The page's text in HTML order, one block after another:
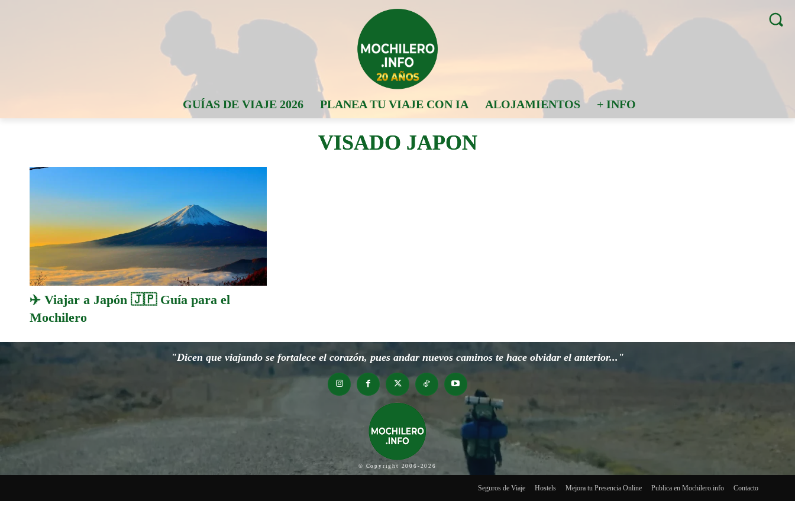
GUÍAS DE VIAJE 2026 PLANEA TU VIAJE CON IA ALOJAMIENTOS + INFO
VISADO JAPON
✈️ Viajar a Japón 🇯🇵 Guía para el
Mochilero
"Dicen que viajando se fortalece el corazón, pues andar nuevos caminos te hace olvidar el anterior..."
© Copyright 2006-2026
Seguros de Viaje Hostels Mejora tu Presencia Online Publica en Mochilero.info Contacto